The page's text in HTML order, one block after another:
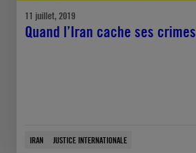
11 juillet, 2019
Quand l’Iran cache ses crimes
IRAN JUSTICE INTERNATIONALE